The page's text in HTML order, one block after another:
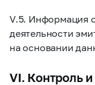
V.5. Информация
деятельности
на основании
VI. Контроль